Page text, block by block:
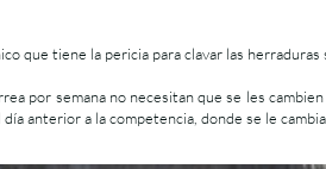
que tiene la pericia para clavar las
por semana no necesitan que se les
anterior a la competencia, donde se le